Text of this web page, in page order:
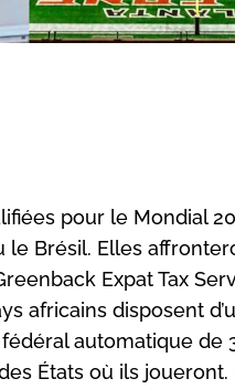
pour le Mondial
le Brésil. Elles
Expat Tax
africains disposent
automatique de
États où ils